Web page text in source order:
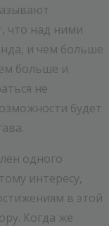
что над ними
и чем больше
больше и
не
будет
одного
интересу,
в этой
Когда же